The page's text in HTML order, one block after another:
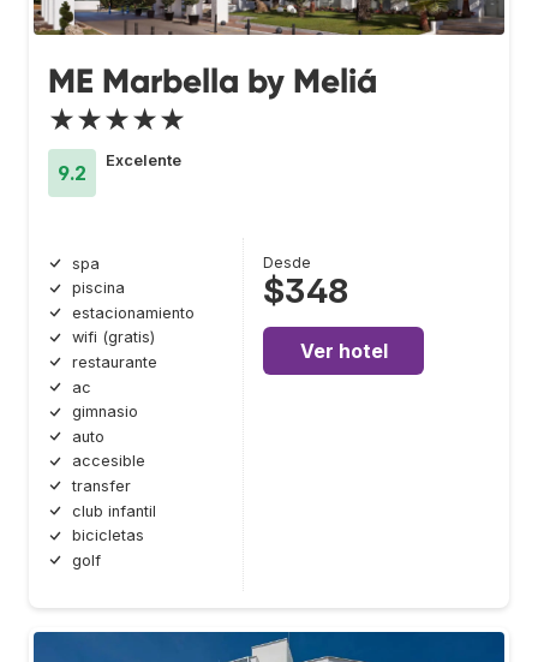
ME Marbella by Meliá
★★★★★
9.2
Excelente
spa
piscina
estacionamiento
wifi (gratis)
restaurante
ac
gimnasio
auto
accesible
transfer
club infantil
bicicletas
golf
Desde
$348
Ver hotel